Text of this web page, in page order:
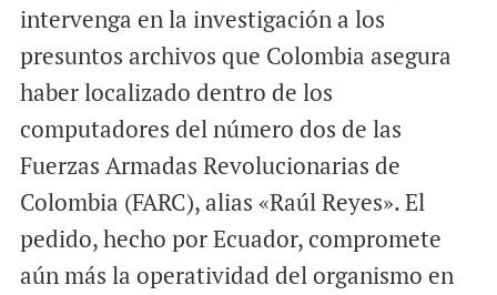
intervenga en la investigación a los
presuntos archivos que Colombia asegura
haber localizado dentro de los
computadores del número dos de las
Fuerzas Armadas Revolucionarias de
Colombia (FARC), alias «Raúl Reyes». El
pedido, hecho por Ecuador, compromete
aún más la operatividad del organismo en